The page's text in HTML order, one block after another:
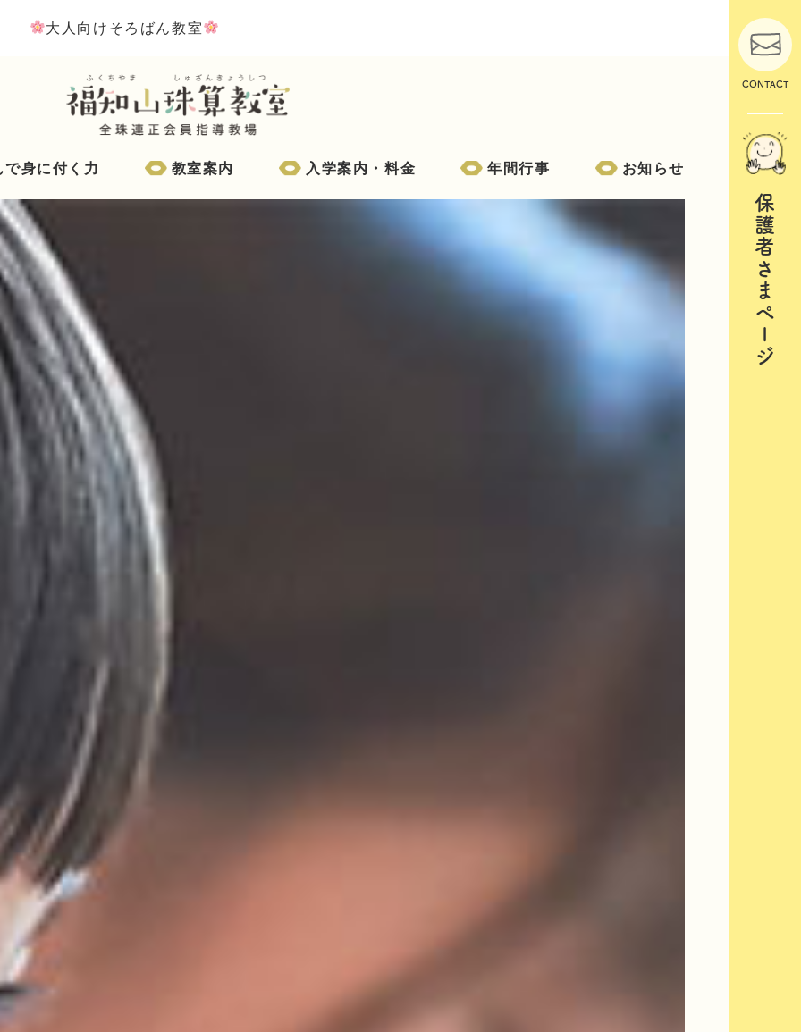
大人向けそろばん教室
で身に付く力 教室案内 入学案内・料金 年間行事 お知らせ
CONTACT
保護者さまページ